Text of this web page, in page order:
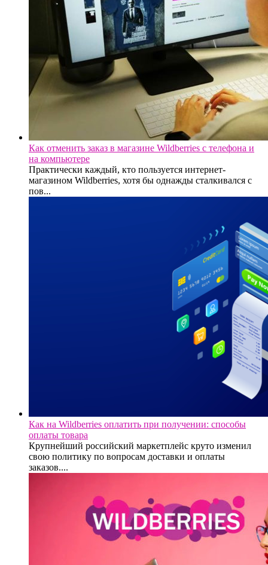
Как отменить заказ в магазине Wildberries с телефона и
на компьютере
Практически каждый, кто пользуется интернет-
магазином Wildberries, хотя бы однажды сталкивался с
пов...
Как на Wildberries оплатить при получении: способы
оплаты товара
Крупнейший российский маркетплейс круто изменил
свою политику по вопросам доставки и оплаты
заказов....